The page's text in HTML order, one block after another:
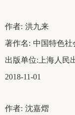
作者: 洪九来
著作名: 中国特色
出版单位: 上海人民
2018-11-01
作者: 沈嘉熠